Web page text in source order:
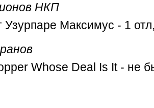
НКП
Узурпаре Максимус - 1
Whose Deal Is It - не